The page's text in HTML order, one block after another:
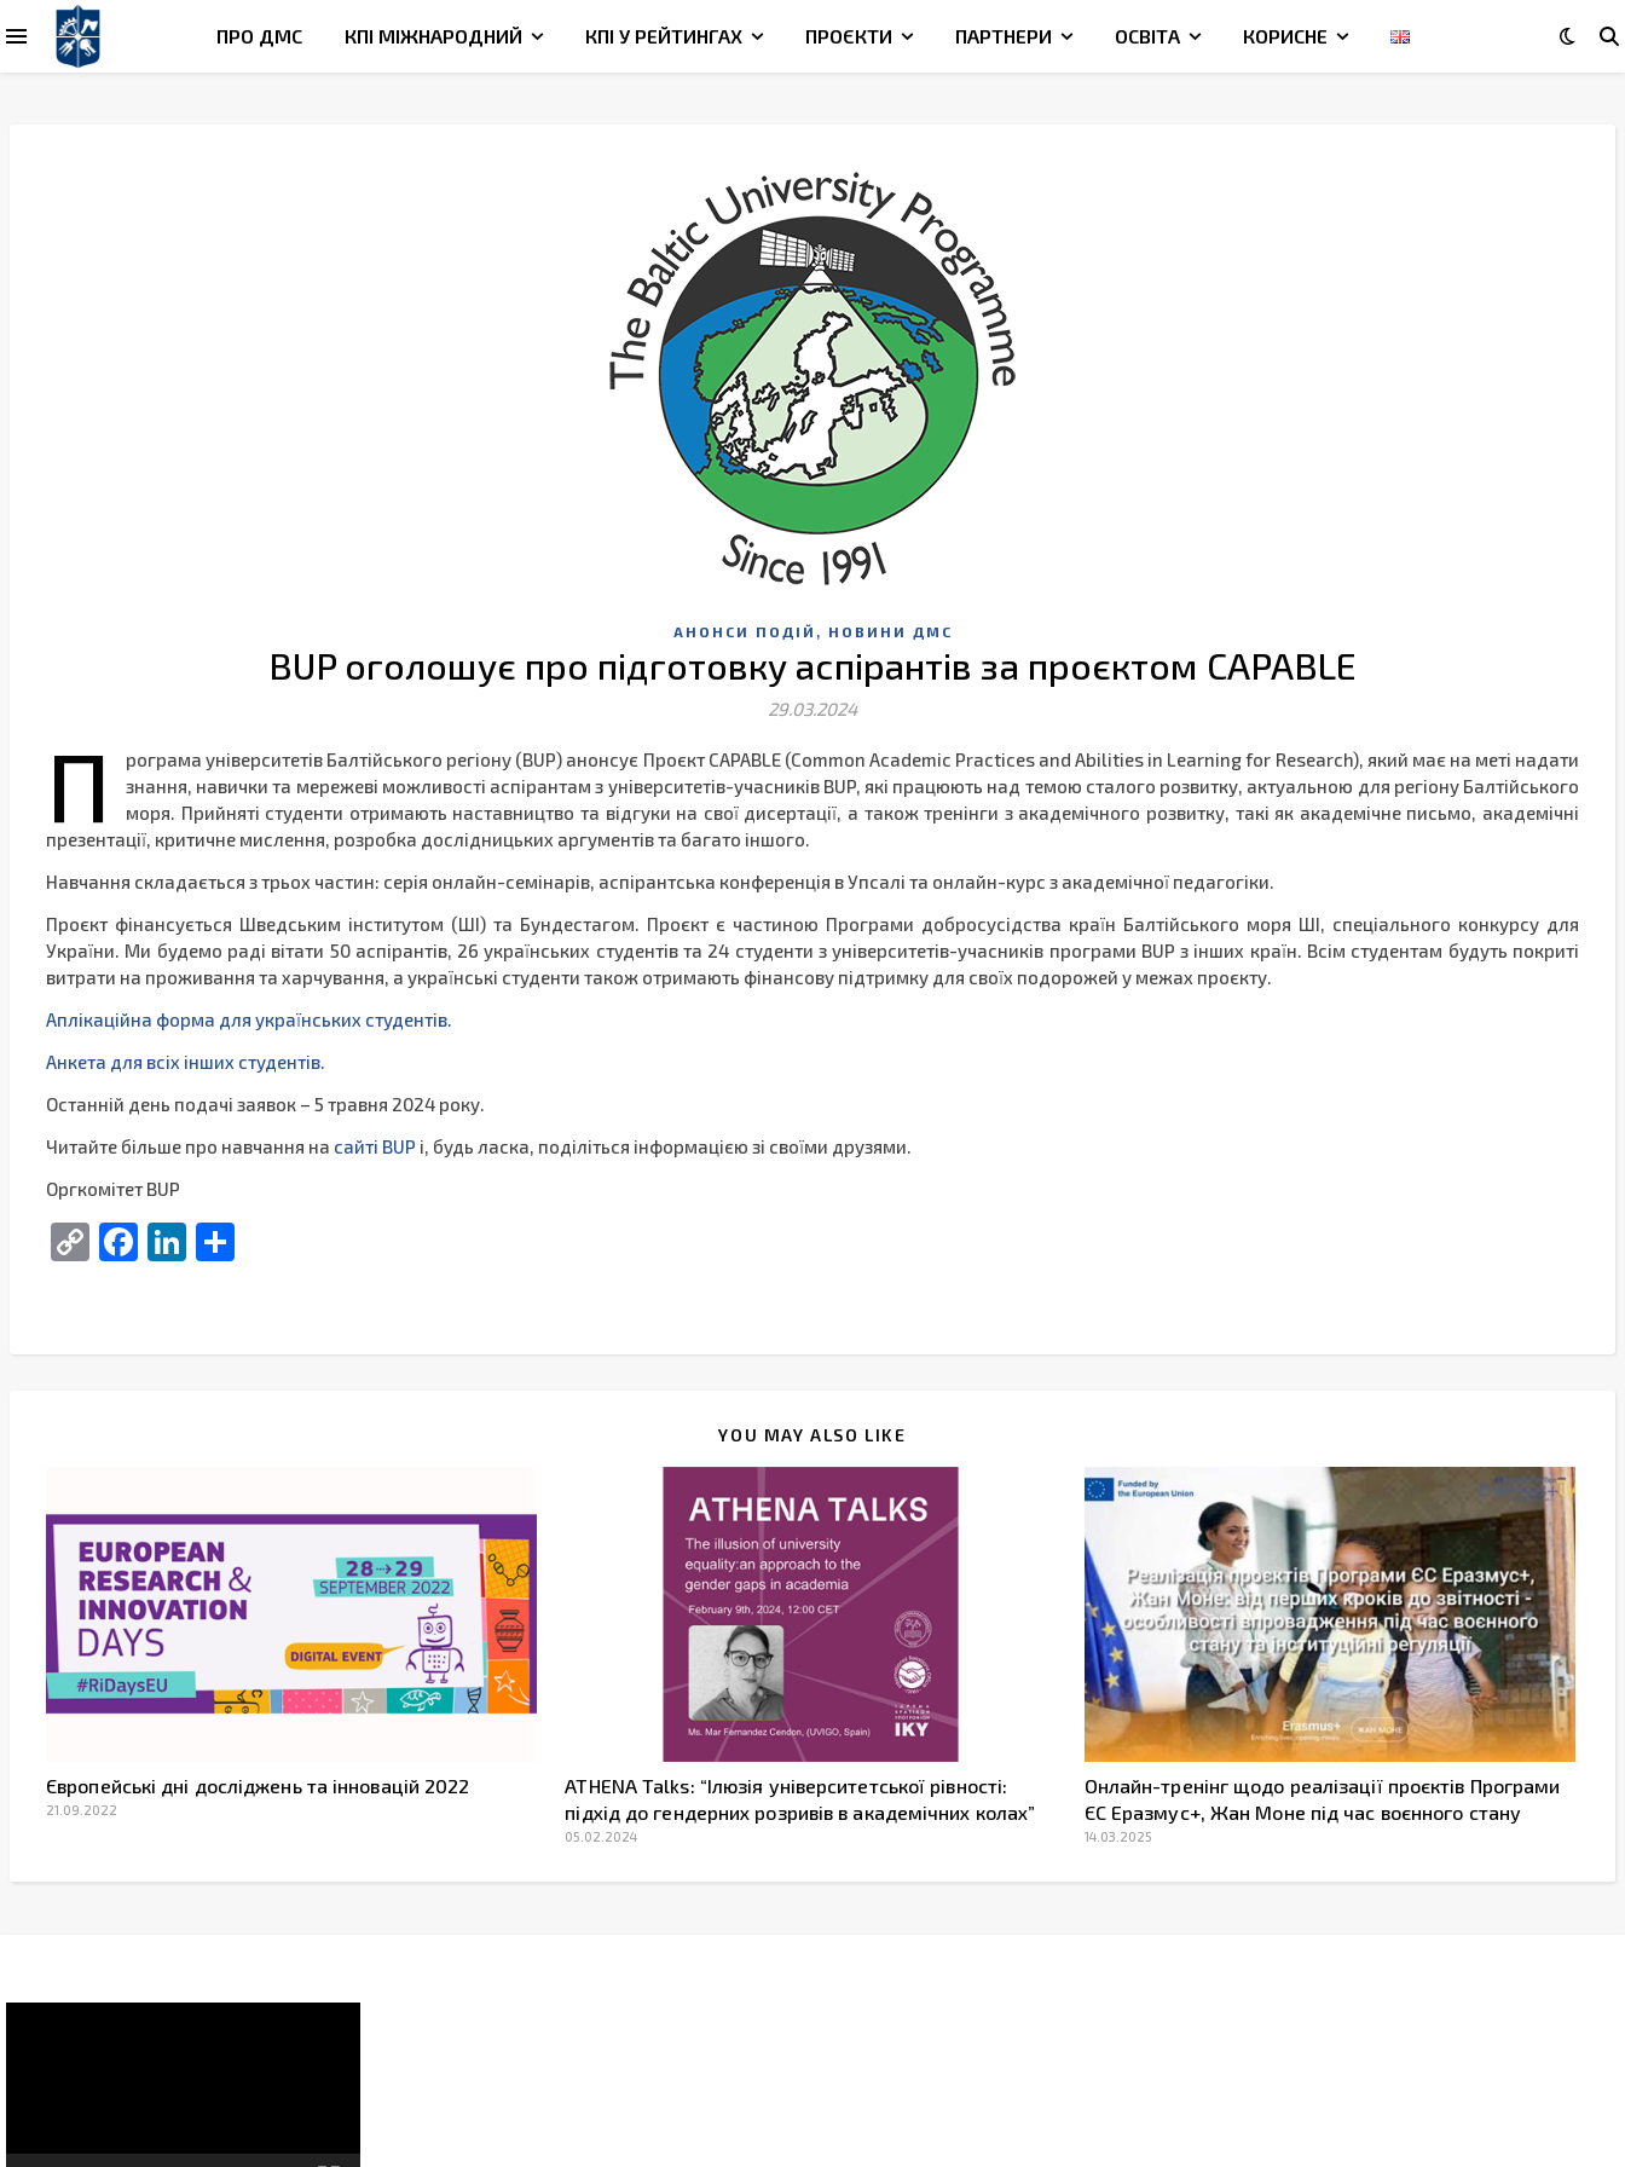
ПРО ДМС КПІ МІЖНАРОДНИЙ КПІ У РЕЙТИНГАХ ПРОЄКТИ ПАРТНЕРИ ОСВІТА КОРИСНЕ
АНОНСИ ПОДІЙ , НОВИНИ ДМС
BUP оголошує про підготовку аспірантів за проєктом CAPABLE
29.03.2024
П
рограма університетів Балтійського регіону (BUP) анонсує Проєкт CAPABLE (Common Academic Practices and Abilities in Learning for Research), який має на меті надати
знання, навички та мережеві можливості аспірантам з університетів-учасників BUP, які працюють над темою сталого розвитку, актуальною для регіону Балтійського
моря. Прийняті студенти отримають наставництво та відгуки на свої дисертації, а також тренінги з академічного розвитку, такі як академічне письмо, академічні
презентації, критичне мислення, розробка дослідницьких аргументів та багато іншого.
Навчання складається з трьох частин: серія онлайн-семінарів, аспірантська конференція в Упсалі та онлайн-курс з академічної педагогіки.
Проєкт фінансується Шведським інститутом (ШI) та Бундестагом. Проєкт є частиною Програми добросусідства країн Балтійського моря ШІ, спеціального конкурсу для
України. Ми будемо раді вітати 50 аспірантів, 26 українських студентів та 24 студенти з університетів-учасників програми BUP з інших країн. Всім студентам будуть покриті
витрати на проживання та харчування, а українські студенти також отримають фінансову підтримку для своїх подорожей у межах проєкту.
Аплікаційна форма для українських студентів.
Анкета для всіх інших студентів.
Останній день подачі заявок – 5 травня 2024 року.
Читайте більше про навчання на сайті BUP і, будь ласка, поділіться інформацією зі своїми друзями.
Оргкомітет BUP
CopyFacebook
LinkedIn
YOU MAY ALSO LIKE
Європейські дні досліджень та інновацій 2022
21.09.2022
ATHENA Talks: “Ілюзія університетської рівності:
підхід до гендерних розривів в академічних колах”
05.02.2024
Онлайн-тренінг щодо реалізації проєктів Програми
ЄС Еразмус+, Жан Моне під час воєнного стану
14.03.2025